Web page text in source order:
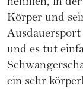
nehmen, in
Körper und
und es tut
ein sehr